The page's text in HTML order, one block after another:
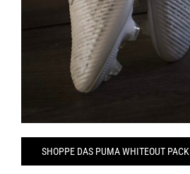
SHOPPE DAS PUMA WHITEOUT PACK